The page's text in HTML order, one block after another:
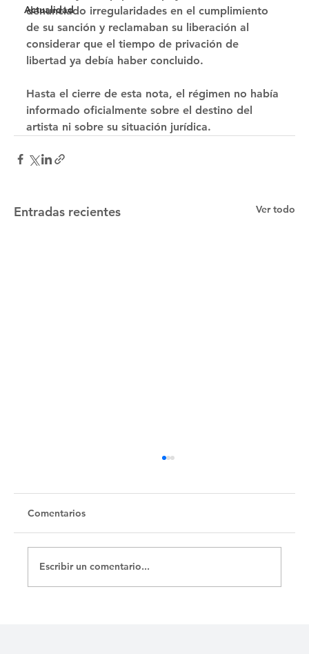
Actualidad
denunciado irregularidades en el cumplimiento
de su sanción y reclamaban su liberación al
considerar que el tiempo de privación de
libertad ya debía haber concluido.
Hasta el cierre de esta nota, el régimen no había
informado oficialmente sobre el destino del
artista ni sobre su situación jurídica.
Entradas recientes Ver todo
Comentarios
Escribir un comentario...